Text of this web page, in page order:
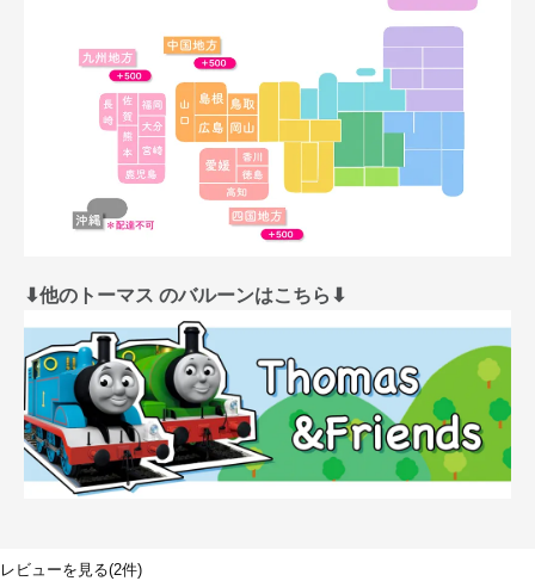
⬇︎他のトーマス のバルーンはこちら⬇︎
レビューを見る(2件)